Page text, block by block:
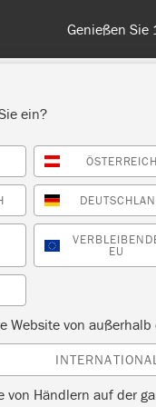
Entdecken
ANZEIGEN
SET
ein?
ÖSTERREICH
EU
Website von
von Händlern auf der